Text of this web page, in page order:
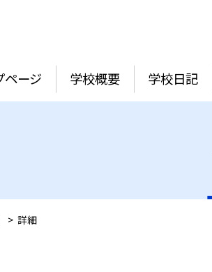
ページ 学校概要 学校日記
> 詳細